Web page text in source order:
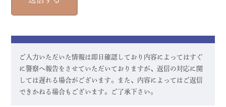
ご入力いただいた情報は即日確認しており内容によってはすぐ
に警察へ報告をさせていただいておりますが、返信の対応に関
しては遅れる場合がございます。また、内容によってはご返信
できかねる場合もございます。ご了承下さい。